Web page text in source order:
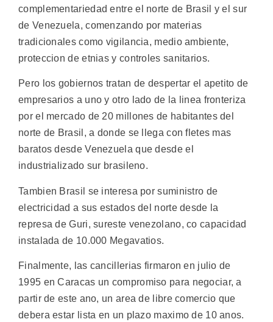
complementariedad entre el norte de Brasil y el sur
de Venezuela, comenzando por materias
tradicionales como vigilancia, medio ambiente,
proteccion de etnias y controles sanitarios.
Pero los gobiernos tratan de despertar el apetito de
empresarios a uno y otro lado de la linea fronteriza
por el mercado de 20 millones de habitantes del
norte de Brasil, a donde se llega con fletes mas
baratos desde Venezuela que desde el
industrializado sur brasileno.
Tambien Brasil se interesa por suministro de
electricidad a sus estados del norte desde la
represa de Guri, sureste venezolano, co capacidad
instalada de 10.000 Megavatios.
Finalmente, las cancillerias firmaron en julio de
1995 en Caracas un compromiso para negociar, a
partir de este ano, un area de libre comercio que
debera estar lista en un plazo maximo de 10 anos.